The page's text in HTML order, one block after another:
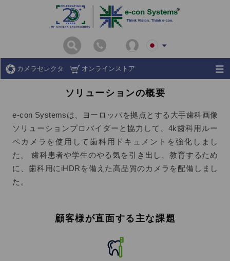
カメラセレクタ オンラインストア
ソリューションの概要
e-con Systemsは、ヨーロッパを拠点とする大手歯科画像
ソリューションプロバイダーと協力して、4k歯科用ルー
ペカメラを使用して歯科用ドキュメントを強化しまし
た。 歯科患者や学生のやる気を引き出し、教育するため
に、歯科用にiHDRを備えた高品質のカメラを配備しまし
た。
顧客様が直面する主な課題